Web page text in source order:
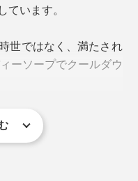
２つ「 OSMIAボディーソープ 」
植物や花の香りに強い
ウナ用アロマオイルを
、売り回るように。こ
います。
世ではなく、満たされ
ーソープでクールダウ